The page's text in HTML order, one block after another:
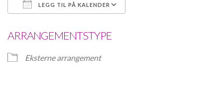
LEGG TIL PÅ KALENDER
ARRANGEMENTSTYPE
Eksterne arrangement